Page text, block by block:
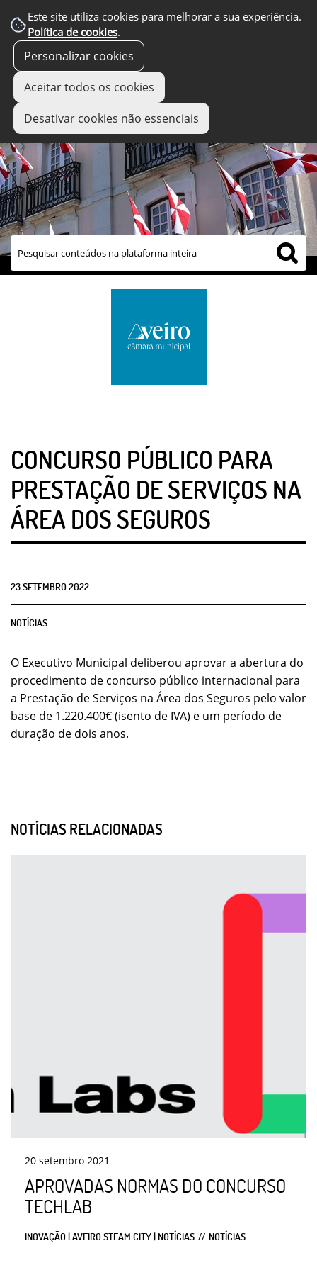
Este site utiliza cookies para melhorar a sua experiência.
Política de cookies.
Personalizar cookies
Aceitar todos os cookies
Desativar cookies não essenciais
links úteis
CONCURSO PÚBLICO PARA
PRESTAÇÃO DE SERVIÇOS NA
ÁREA DOS SEGUROS
23SETEMBRO2022
NOTÍCIAS
O Executivo Municipal deliberou aprovar a abertura do
procedimento de concurso público internacional para
a Prestação de Serviços na Área dos Seguros pelo valor
base de 1.220.400€ (isento de IVA) e um período de
duração de dois anos.
NOTÍCIAS RELACIONADAS
20 setembro 2021
APROVADAS NORMAS DO CONCURSO
TECHLAB
INOVAÇÃO | AVEIRO STEAM CITY | NOTÍCIAS NOTÍCIAS